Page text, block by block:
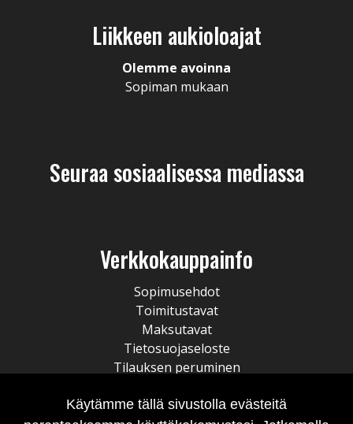
Liikkeen aukioloajat
Olemme avoinna
Sopiman mukaan
Seuraa sosiaalisessa mediassa
Verkkokauppainfo
Sopimusehdot
Toimitustavat
Maksutavat
Tietosuojaseloste
Tilauksen peruminen
Käytämme tällä sivustolla evästeitä